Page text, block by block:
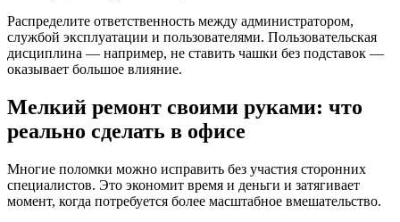
Распределите ответственность между администратором,
службой эксплуатации и пользователями. Пользовательская
дисциплина — например, не ставить чашки без подставок —
оказывает большое влияние.
Мелкий ремонт своими руками: что
реально сделать в офисе
Многие поломки можно исправить без участия сторонних
специалистов. Это экономит время и деньги и затягивает
момент, когда потребуется более масштабное вмешательство.